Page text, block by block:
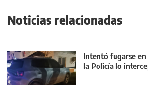
Noticias relacionadas
Intentó fugarse
la Policía lo